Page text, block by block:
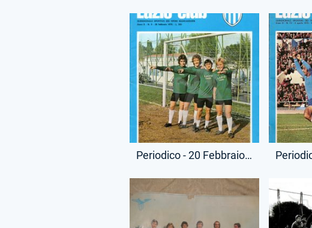
Periodico - 20 Febbraio 1976 - Lazio Club